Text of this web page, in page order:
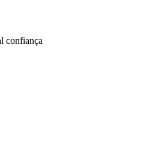
confiança